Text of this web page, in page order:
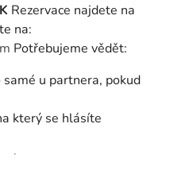
Rezervace najdete na
na:
Potřebujeme vědět:
u partnera, pokud
který se hlásíte